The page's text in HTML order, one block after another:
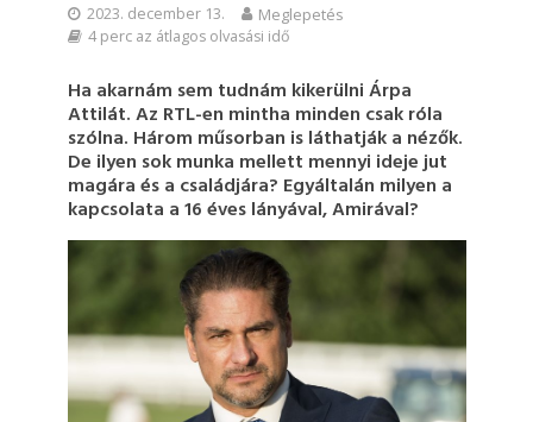
2023. december 13. Meglepetés
4 perc az átlagos olvasási idő
Ha akarnám sem tudnám kikerülni Árpa
Attilát. Az RTL-en mintha minden csak róla
szólna. Három műsorban is láthatják a nézők.
De ilyen sok munka mellett mennyi ideje jut
magára és a családjára? Egyáltalán milyen a
kapcsolata a 16 éves lányával, Amirával?